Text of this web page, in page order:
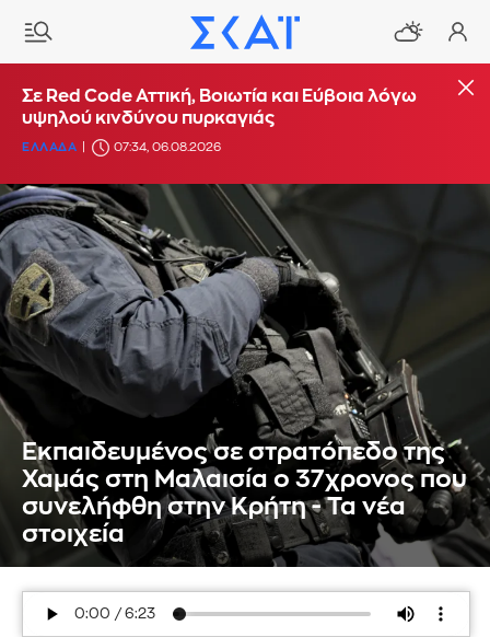
Σε Red Code Αττική, Βοιωτία και Εύβοια λόγω
υψηλού κινδύνου πυρκαγιάς
ΕΛΛΑΔΑ 07:34, 06.08.2026
Εκπαιδευμένος σε στρατόπεδο της
Χαμάς στη Μαλαισία ο 37χρονος που
συνελήφθη στην Κρήτη - Τα νέα
στοιχεία